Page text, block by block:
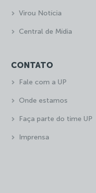
Virou Notícia
Central de Mídia
CONTATO
Fale com a UP
Onde estamos
Faça parte do time UP
Imprensa